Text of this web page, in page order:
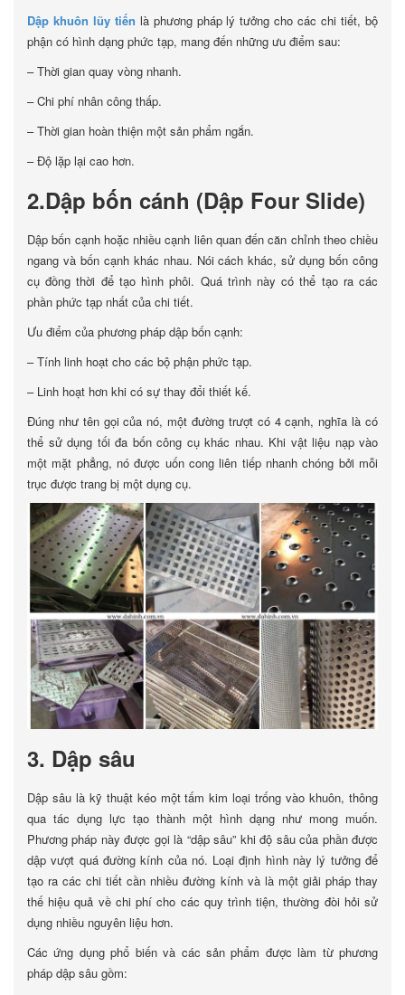
Dập khuôn lũy tiến là phương pháp lý tưởng cho các chi tiết, bộ
phận có hình dạng phức tạp, mang đến những ưu điểm sau:
– Thời gian quay vòng nhanh.
– Chi phí nhân công thấp.
– Thời gian hoàn thiện một sản phẩm ngắn.
– Độ lặp lại cao hơn.
2.Dập bốn cánh (Dập Four Slide)
Dập bốn cạnh hoặc nhiều cạnh liên quan đến căn chỉnh theo chiều
ngang và bốn cạnh khác nhau. Nói cách khác, sử dụng bốn công
cụ đồng thời để tạo hình phôi. Quá trình này có thể tạo ra các
phần phức tạp nhất của chi tiết.
Ưu điểm của phương pháp dập bốn cạnh:
– Tính linh hoạt cho các bộ phận phức tạp.
– Linh hoạt hơn khi có sự thay đổi thiết kế.
Đúng như tên gọi của nó, một đường trượt có 4 cạnh, nghĩa là có
thể sử dụng tối đa bốn công cụ khác nhau. Khi vật liệu nạp vào
một mặt phẳng, nó được uốn cong liên tiếp nhanh chóng bởi mỗi
trục được trang bị một dụng cụ.
3. Dập sâu
Dập sâu là kỹ thuật kéo một tấm kim loại trống vào khuôn, thông
qua tác dụng lực tạo thành một hình dạng như mong muốn.
Phương pháp này được gọi là “dập sâu” khi độ sâu của phần được
dập vượt quá đường kính của nó. Loại định hình này lý tưởng để
tạo ra các chi tiết cần nhiều đường kính và là một giải pháp thay
thế hiệu quả về chi phí cho các quy trình tiện, thường đòi hỏi sử
dụng nhiều nguyên liệu hơn.
Các ứng dụng phổ biến và các sản phẩm được làm từ phương
pháp dập sâu gồm: